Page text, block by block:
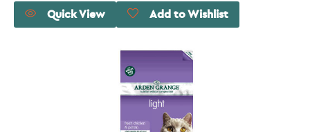
Quick View Add to Wishlist